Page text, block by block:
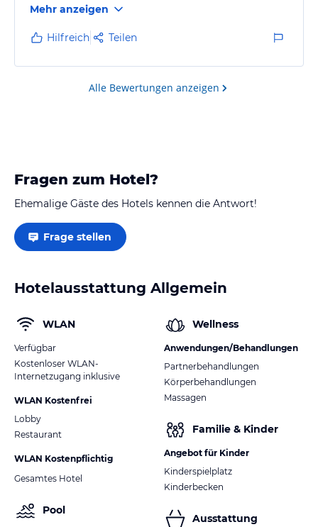
Mehr anzeigen
Hilfreich Teilen
Alle Bewertungen anzeigen
Fragen zum Hotel?
Ehemalige Gäste des Hotels kennen die Antwort!
Frage stellen
Hotelausstattung Allgemein
WLAN
Verfügbar
Kostenloser WLAN-
Internetzugang inklusive
WLAN Kostenfrei
Lobby
Restaurant
WLAN Kostenpflichtig
Gesamtes Hotel
Pool
Wellness
Anwendungen/Behandlungen
Partnerbehandlungen
Körperbehandlungen
Massagen
Familie & Kinder
Angebot für Kinder
Kinderspielplatz
Kinderbecken
Ausstattung